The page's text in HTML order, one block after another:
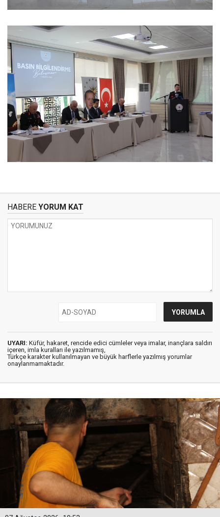
HABERE YORUM KAT
UYARI: Küfür, hakaret, rencide edici cümleler veya imalar, inançlara saldırı
içeren, imla kuralları ile yazılmamış,
Türkçe karakter kullanılmayan ve büyük harflerle yazılmış yorumlar
onaylanmamaktadır.